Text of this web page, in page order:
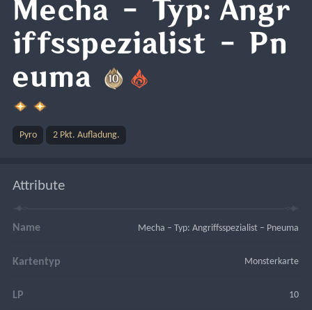
Mecha – Typ: Angr
iffsspezialist – Pn
euma
Pyro 2 Pkt. Aufladung.
Attribute
Name Mecha – Typ: Angriffsspezialist – Pneuma
Kartentyp Monsterkarte
LP 10